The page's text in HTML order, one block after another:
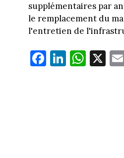
supplémentaires par
le remplacement du
l'entretien de
Fa
ce
Li
nk
W
ha
X